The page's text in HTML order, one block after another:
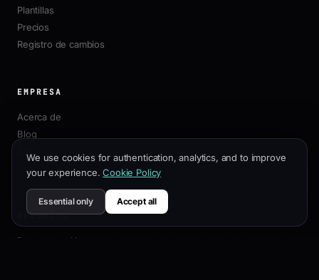
Plantillas
Precios
Registro de cambios
EMPRESA
Acerca de
Blog
Contacto
RECURSOS
Documentación
We use cookies for authentication, analytics, and to improve
your experience. Cookie Policy
Essential only Accept all